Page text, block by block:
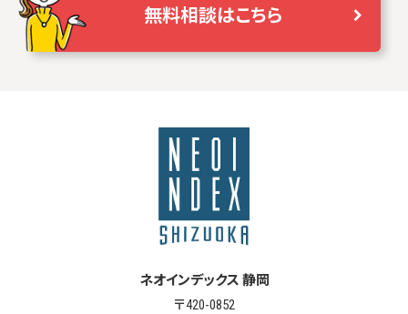
無料相談はこちら
ネオインデックス 静岡
〒420-0852